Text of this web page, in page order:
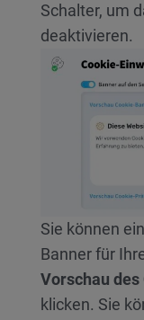
Schalter, um
deaktivieren.
Sie können
Banner für
Vorschau
klicken. Sie